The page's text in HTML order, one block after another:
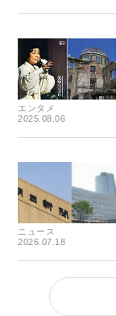
エンタメ
2025.08.06
ニュース
2026.07.18